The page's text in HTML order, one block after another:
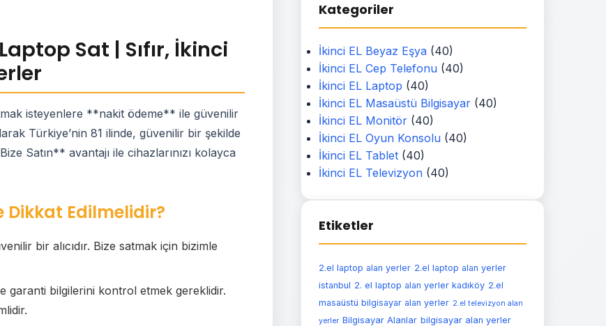
Sat | Sıfır, İkinci
isteyenlere **nakit ödeme** ile güvenilir
Türkiye’nin 81 ilinde, güvenilir bir şekilde
Satın** avantajı ile cihazlarınızı kolayca
Dikkat Edilmelidir?
bir alıcıdır. Bize satmak için bizimle
garanti bilgilerini kontrol etmek gereklidir.
Kategoriler
İkinci EL Beyaz Eşya (40)
İkinci EL Cep Telefonu (40)
İkinci EL Laptop (40)
İkinci EL Masaüstü Bilgisayar (40)
İkinci EL Monitör (40)
İkinci EL Oyun Konsolu (40)
İkinci EL Tablet (40)
İkinci EL Televizyon (40)
Etiketler
2.el laptop alan yerler 2.el laptop alan yerler
istanbul 2. el laptop alan yerler kadıköy 2.el
masaüstü bilgisayar alan yerler 2.el televizyon alan
yerler Bilgisayar Alanlar bilgisayar alan yerler